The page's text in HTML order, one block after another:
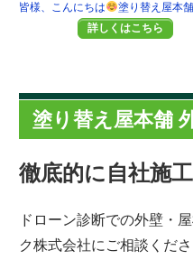
皆様、こんにちは
塗り替え屋本舗 愛知県安城店です！ 今回は愛知県安城市でマンションのお見積もり依頼を頂き 屋根
詳しくはこちら
塗り替え屋本舗
徹底的に自社施
ドローン診断での外壁・
ク株式会社にご相談くださ